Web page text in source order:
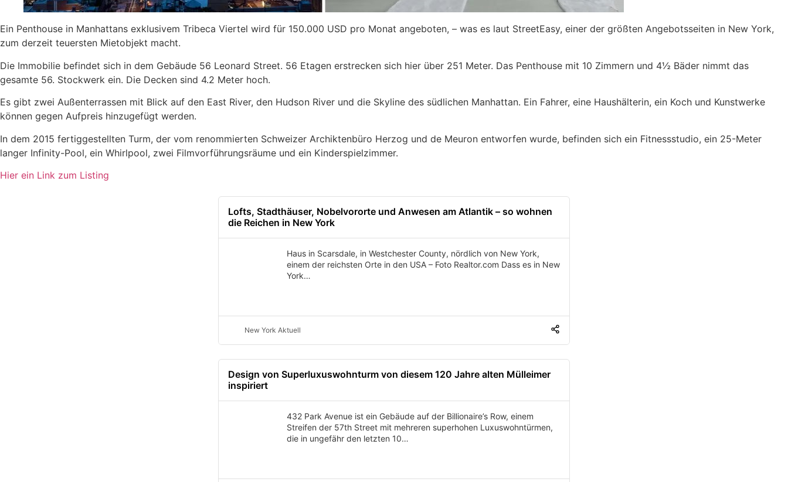
Ein Penthouse in Manhattans exklusivem Tribeca Viertel wird für 150.000 USD pro Monat angeboten, – was es laut StreetEasy, einer der größten Angebotsseiten in New York,
zum derzeit teuersten Mietobjekt macht.
Die Immobilie befindet sich in dem Gebäude 56 Leonard Street. 56 Etagen erstrecken sich hier über 251 Meter. Das Penthouse mit 10 Zimmern und 4½ Bäder nimmt das
gesamte 56. Stockwerk ein. Die Decken sind 4.2 Meter hoch.
Es gibt zwei Außenterrassen mit Blick auf den East River, den Hudson River und die Skyline des südlichen Manhattan. Ein Fahrer, eine Haushälterin, ein Koch und Kunstwerke
können gegen Aufpreis hinzugefügt werden.
In dem 2015 fertiggestellten Turm, der vom renommierten Schweizer Archiktenbüro Herzog und de Meuron entworfen wurde, befinden sich ein Fitnessstudio, ein 25-Meter
langer Infinity-Pool, ein Whirlpool, zwei Filmvorführungsräume und ein Kinderspielzimmer.
Hier ein Link zum Listing
Lofts, Stadthäuser, Nobelvororte und Anwesen am Atlantik – so wohnen
die Reichen in New York
Haus in Scarsdale, in Westchester County, nördlich von New York,
einem der reichsten Orte in den USA – Foto Realtor.com Dass es in New
York…
New York Aktuell
Design von Superluxuswohnturm von diesem 120 Jahre alten Mülleimer
inspiriert
432 Park Avenue ist ein Gebäude auf der Billionaire’s Row, einem
Streifen der 57th Street mit mehreren superhohen Luxuswohntürmen,
die in ungefähr den letzten 10…